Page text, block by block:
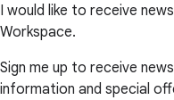
I would like to receive
Workspace.
Sign me up to receive
information and special